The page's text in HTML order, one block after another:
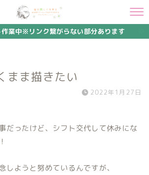
業中※リンク繋がらない部分あります
まま描きたい
2022年1月27日
だったけど、シフト交代して休みにな
しようと努めているんですが、